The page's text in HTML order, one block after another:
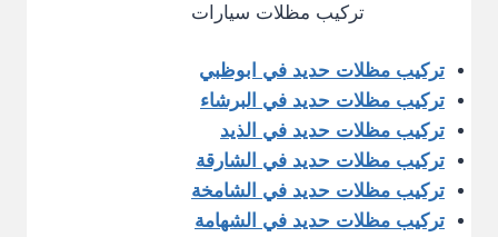
تركيب مظلات سيارات
تركيب مظلات حديد في ابوظبي
تركيب مظلات حديد في البرشاء
تركيب مظلات حديد في الذيد
تركيب مظلات حديد في الشارقة
تركيب مظلات حديد في الشامخة
تركيب مظلات حديد في الشهامة